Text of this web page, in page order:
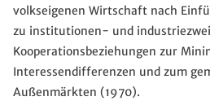
volkseigenen Wirtschaft nach
zu institutionen- und
Kooperationsbeziehungen zur
Interessendifferenzen und zum
Außenmärkten (1970).